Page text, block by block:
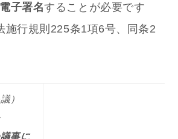
電子署名することが必要です
施行規則225条1項6号、同条2
）
事に